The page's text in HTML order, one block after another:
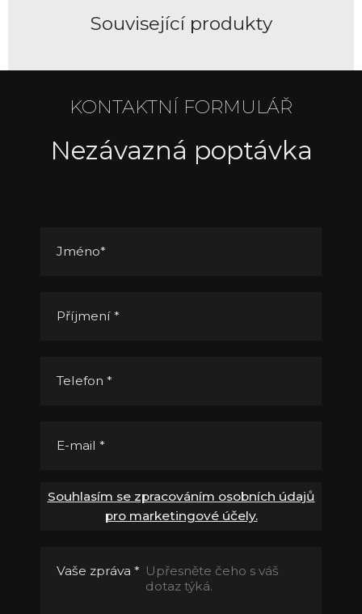
Související produkty
KONTAKTNÍ FORMULÁŘ
Nezávazná poptávka
Jméno*
Příjmení *
Telefon *
E-mail *
Souhlasím se zpracováním osobních údajů
pro marketingové účely.
Vaše zpráva *